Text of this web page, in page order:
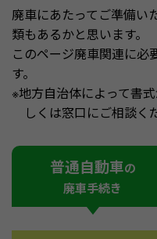
廃車にあたってご準備い
類もあるかと思います。
このページ廃車関連に必
す。
※地方自治体によって書
しくは窓口にご相談く
普通自動車の
廃車手続き